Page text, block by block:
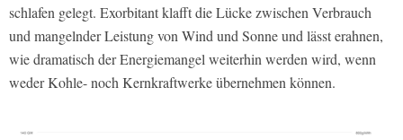
schlafen gelegt. Exorbitant klafft die Lücke zwischen Verbrauch
und mangelnder Leistung von Wind und Sonne und lässt erahnen,
wie dramatisch der Energiemangel weiterhin werden wird, wenn
weder Kohle- noch Kernkraftwerke übernehmen können.